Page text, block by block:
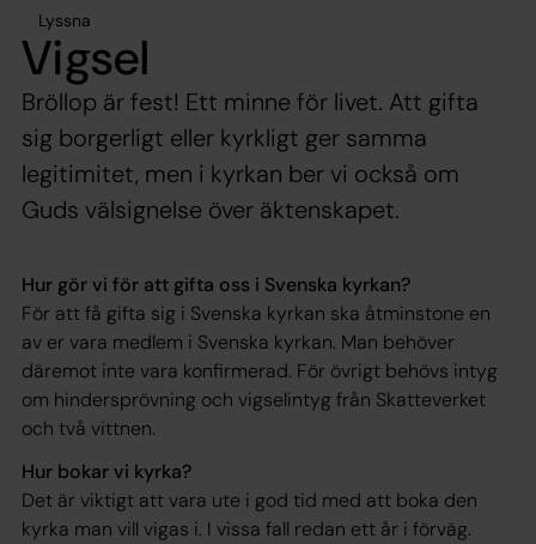
Lyssna
Vigsel
Bröllop är fest! Ett minne för livet. Att gifta
sig borgerligt eller kyrkligt ger samma
legitimitet, men i kyrkan ber vi också om
Guds välsignelse över äktenskapet.
Hur gör vi för att gifta oss i Svenska kyrkan?
För att få gifta sig i Svenska kyrkan ska åtminstone en
av er vara medlem i Svenska kyrkan. Man behöver
däremot inte vara konfirmerad. För övrigt behövs intyg
om hindersprövning och vigselintyg från Skatteverket
och två vittnen.
Hur bokar vi kyrka?
Det är viktigt att vara ute i god tid med att boka den
kyrka man vill vigas i. I vissa fall redan ett år i förväg.